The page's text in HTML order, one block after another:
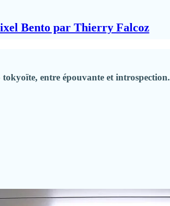
Bento par Thierry Falcoz
entre épouvante et introspection.